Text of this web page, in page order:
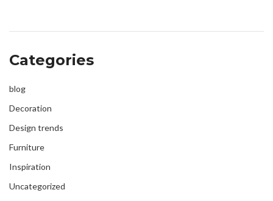
Categories
blog
Decoration
Design trends
Furniture
Inspiration
Uncategorized